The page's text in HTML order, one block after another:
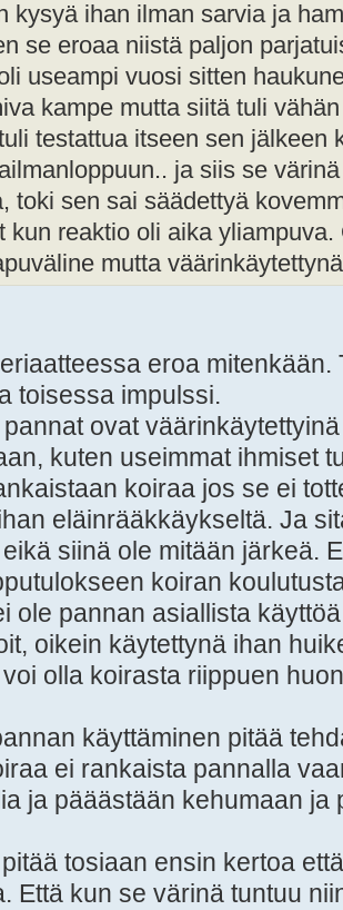
kysyä ihan ilman sarvia ja
se eroaa niistä paljon
useampi vuosi sitten
kampe mutta siitä tuli
testattua itseen sen jälkeen
ja siis se
toki sen sai säädettyä
kun reaktio oli aika
mutta
eroa
toisessa impulssi.
ovat
kuten useimmat ihmiset
koiraa jos se ei
eläinrääkkäykseltä. Ja
siinä ole mitään järkeä.
koiran
ole pannan asiallista
oikein käytettynä ihan
olla koirasta riippuen
käyttäminen pitää
ei rankaista pannalla
ja pääästään kehumaan ja
tosiaan ensin kertoa
Että kun se värinä tuntuu